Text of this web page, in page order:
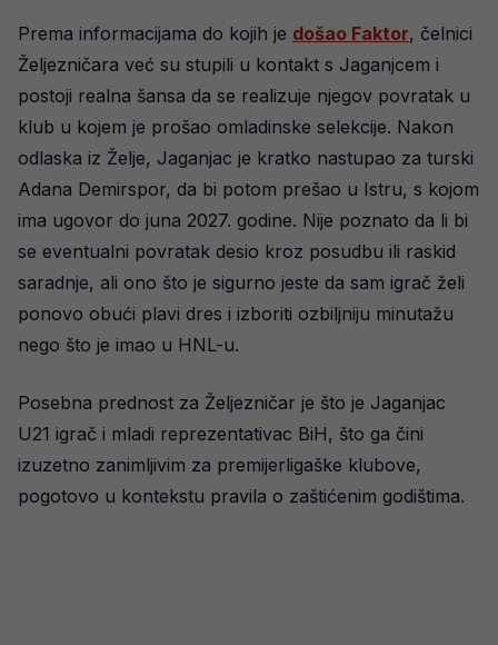
Prema informacijama do kojih je došao Faktor, čelnici
Željezničara već su stupili u kontakt s Jaganjcem i
postoji realna šansa da se realizuje njegov povratak u
klub u kojem je prošao omladinske selekcije. Nakon
odlaska iz Želje, Jaganjac je kratko nastupao za turski
Adana Demirspor, da bi potom prešao u Istru, s kojom
ima ugovor do juna 2027. godine. Nije poznato da li bi
se eventualni povratak desio kroz posudbu ili raskid
saradnje, ali ono što je sigurno jeste da sam igrač želi
ponovo obući plavi dres i izboriti ozbiljniju minutažu
nego što je imao u HNL-u.
Posebna prednost za Željezničar je što je Jaganjac
U21 igrač i mladi reprezentativac BiH, što ga čini
izuzetno zanimljivim za premijerligaške klubove,
pogotovo u kontekstu pravila o zaštićenim godištima.